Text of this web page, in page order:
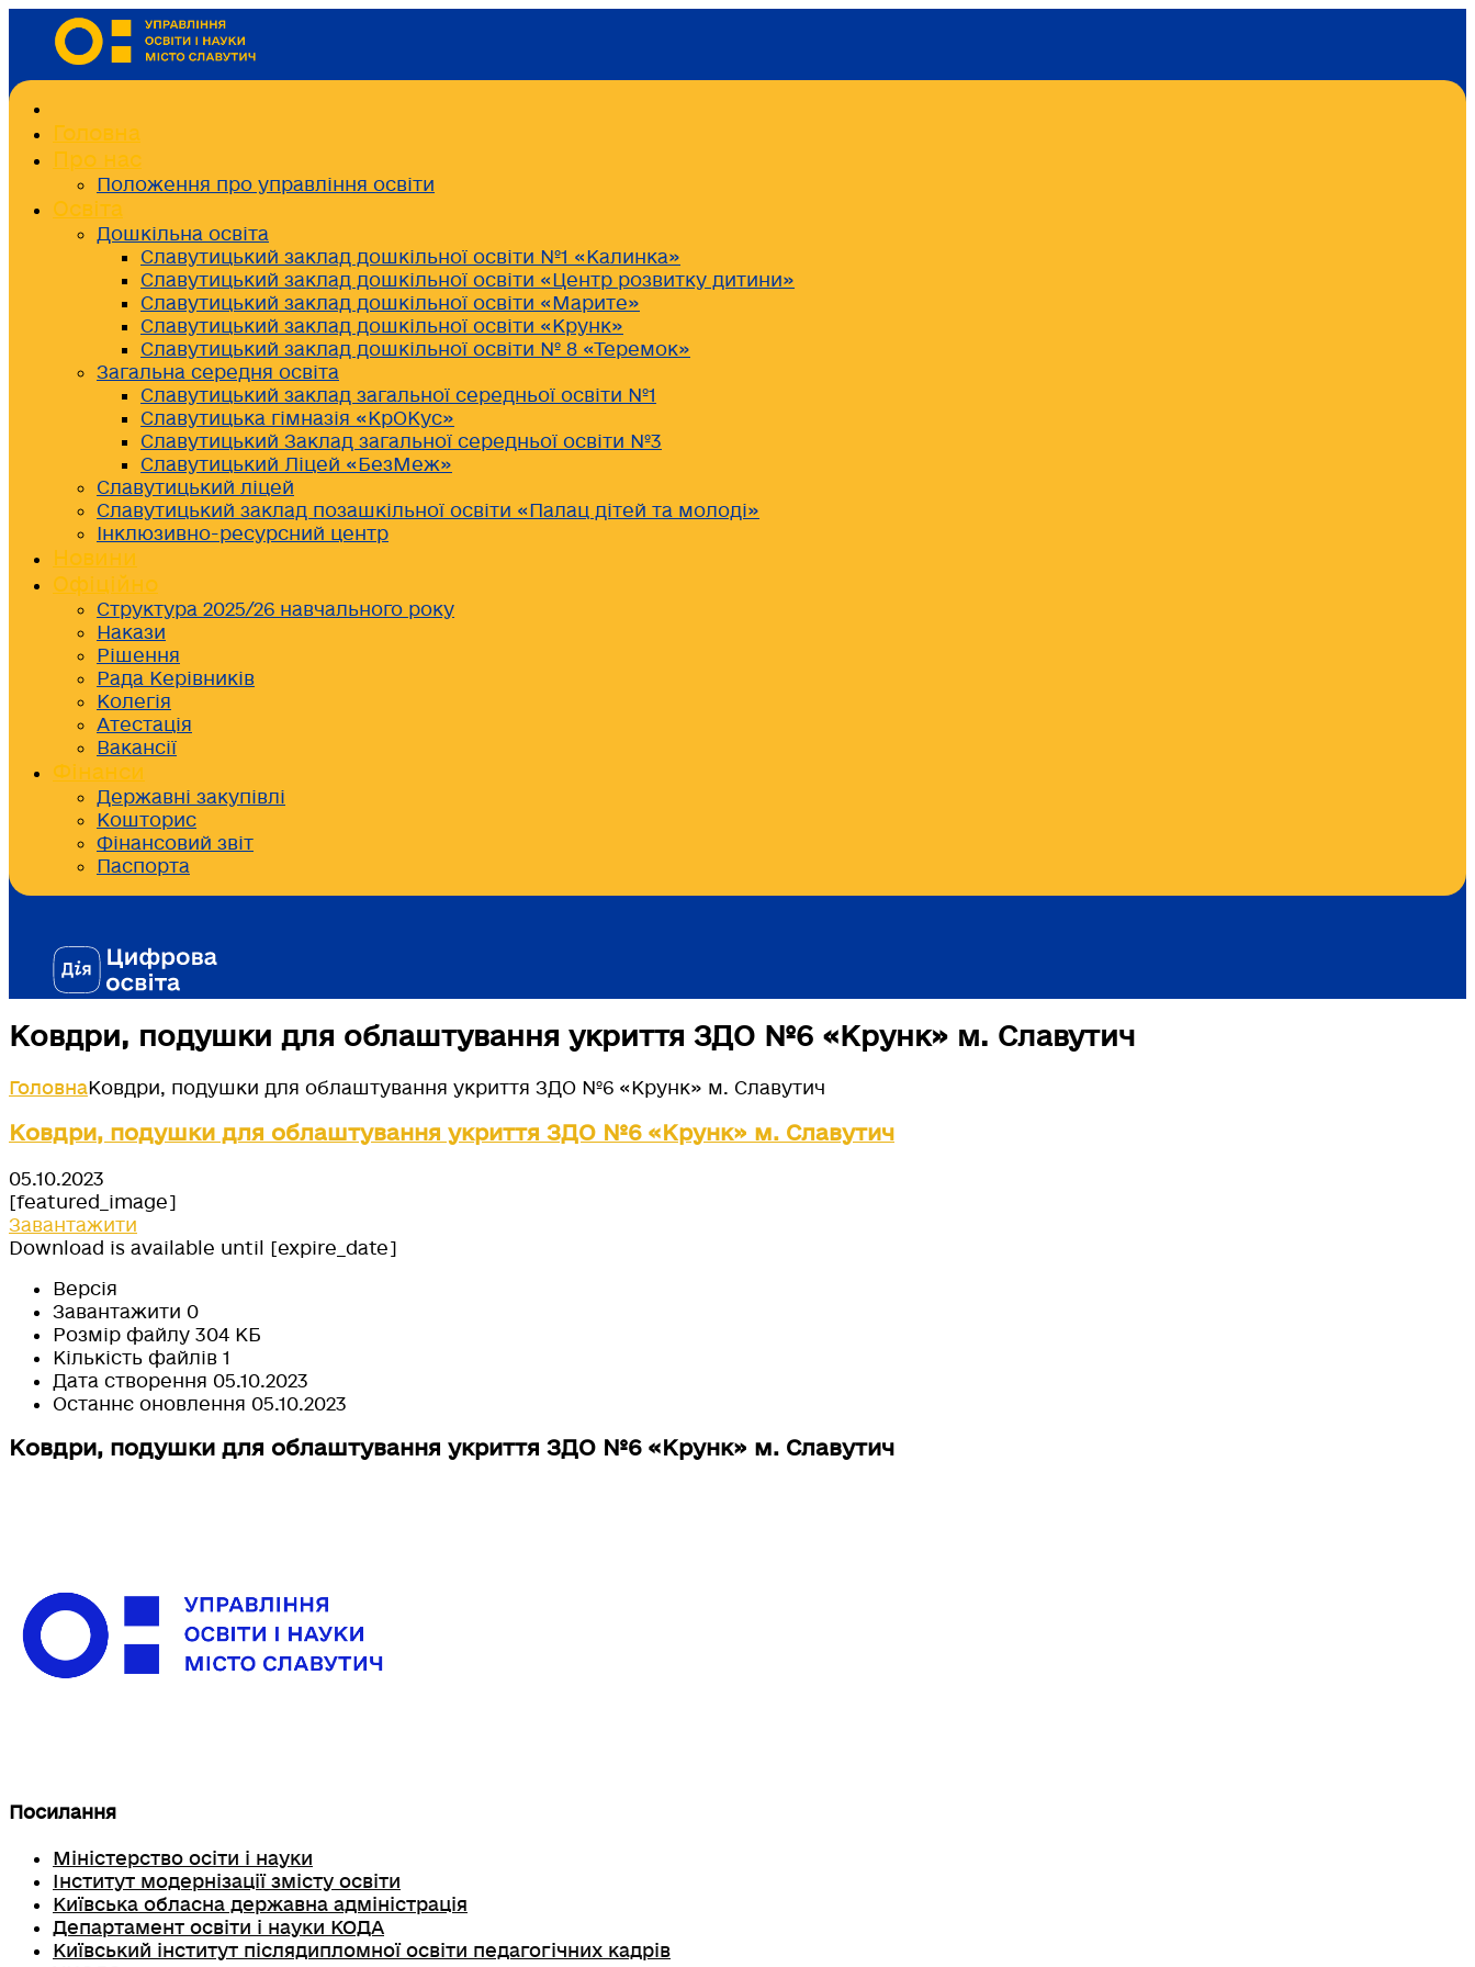
Головна
Про нас
Положення про управління освіти
Освіта
Дошкільна освіта
Славутицький заклад дошкільної освіти №1 «Калинка»
Славутицький заклад дошкільної освіти «Центр розвитку дитини»
Славутицький заклад дошкільної освіти «Марите»
Славутицький заклад дошкільної освіти «Крунк»
Славутицький заклад дошкільної освіти № 8 «Теремок»
Загальна середня освіта
Славутицький заклад загальної середньої освіти №1
Славутицька гімназія «КрОКус»
Славутицький Заклад загальної середньої освіти №3
Славутицький Ліцей «БезМеж»
Славутицький ліцей
Славутицький заклад позашкільної освіти «Палац дітей та молоді»
Інклюзивно-ресурсний центр
Новини
Офіційно
Структура 2025/26 навчального року
Накази
Рішення
Рада Керівників
Колегія
Атестація
Вакансії
Фінанси
Державні закупівлі
Кошторис
Фінансовий звіт
Паспорта
Ковдри, подушки для облаштування укриття ЗДО №6 «Крунк» м. Славутич
ГоловнаКовдри, подушки для облаштування укриття ЗДО №6 «Крунк» м. Славутич
Ковдри, подушки для облаштування укриття ЗДО №6 «Крунк» м. Славутич
05.10.2023
[featured_image]
Завантажити
Download is available until [expire_date]
Версія
Завантажити 0
Розмір файлу 304 КБ
Кількість файлів 1
Дата створення 05.10.2023
Останнє оновлення 05.10.2023
Ковдри, подушки для облаштування укриття ЗДО №6 «Крунк» м. Славутич
Посилання
Міністерство осіти і науки
Інститут модернізації змісту освіти
Київська обласна державна адміністрація
Департамент освіти і науки КОДА
Київський інститут післядипломної освіти педагогічних кадрів